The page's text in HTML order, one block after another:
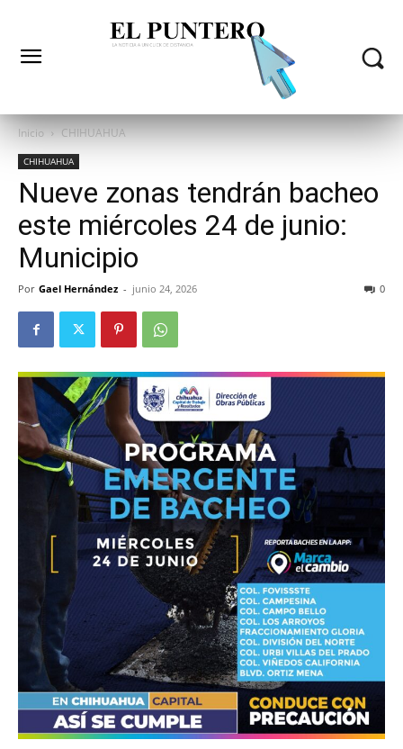
Inicio CHIHUAHUA
CHIHUAHUA
Nueve zonas tendrán bacheo
este miércoles 24 de junio:
Municipio
Por Gael Hernández - junio 24, 2026 0